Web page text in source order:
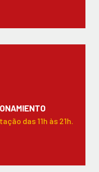
das 11h às 21h.